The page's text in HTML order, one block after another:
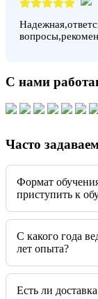
С нами
Часто
Формат
приступить к
C какого года
лет опыта?
Есть ли